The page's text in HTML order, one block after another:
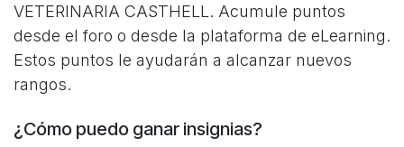
VETERINARIA CASTHELL. Acumule puntos
desde el foro o desde la plataforma de eLearning.
Estos puntos le ayudarán a alcanzar nuevos
rangos.
¿Cómo puedo ganar insignias?